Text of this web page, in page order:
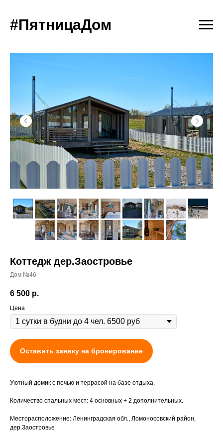
#ПятницаДом
Коттедж дер.Заостровье
Дом №46
6 500 р.
Цена
Оставить заявку на бронирование
Уютный домик с печью и террасой на базе отдыха.
Количество спальных мест: 4 основных + 2 дополнительных.
Месторасположение: Ленинградская обл., Ломоносовский район,
дер.Заостровье